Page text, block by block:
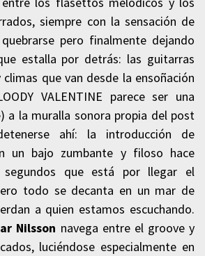
siempre con la sensación de
pero finalmente dejando
estalla por detrás: las guitarras
que van desde la ensoñación
VALENTINE parece ser una
a la muralla sonora propia del post
ahí: la introducción de
un bajo zumbante y filoso hace
segundos que está por llegar el
todo se decanta en un mar de
a quien estamos escuchando.
Nilsson navega entre el groove y
luciéndose especialmente en